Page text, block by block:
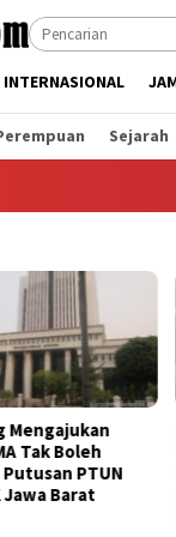
INTERNASIONAL
Sejarah
Mengajukan
Tak Boleh
PTUN
Jawa Barat